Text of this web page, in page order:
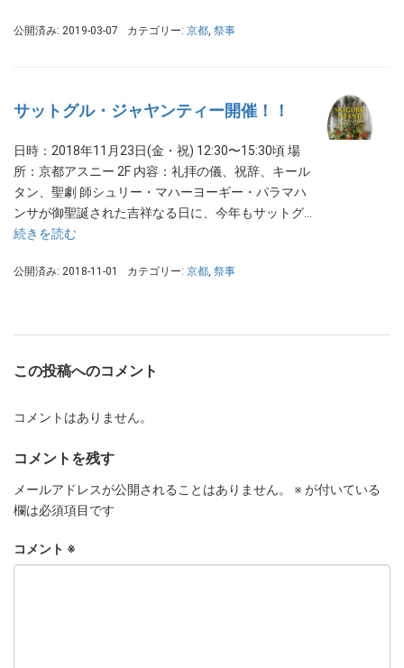
公開済み: 2019-03-07 カテゴリー: 京都, 祭事
サットグル・ジャヤンティー開催！！
日時：2018年11月23日(金・祝) 12:30〜15:30頃 場
所：京都アスニー 2F 内容：礼拝の儀、祝辞、キール
タン、聖劇 師シュリー・マハーヨーギー・パラマハ
ンサが御聖誕された吉祥なる日に、今年もサットグ…
続きを読む
公開済み: 2018-11-01 カテゴリー: 京都, 祭事
この投稿へのコメント
コメントはありません。
コメントを残す
メールアドレスが公開されることはありません。 ※ が付いている
欄は必須項目です
コメント ※